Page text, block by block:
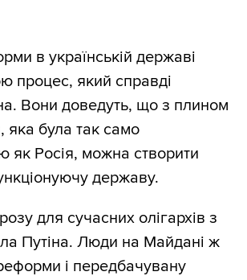
в українській державі
процес, який справді
Вони доведуть, що з плином
яка була так само
як Росія, можна створити
державу.
для сучасних олігархів з
Путіна. Люди на Майдані ж
і передбачувану